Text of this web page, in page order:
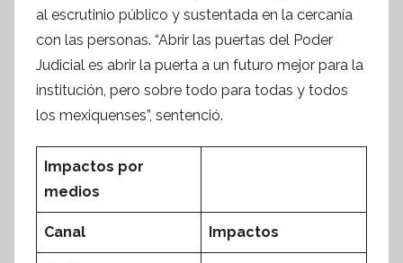
f
o
a
i
al escrutinio público y sustentada en la cercanía
con las personas. “Abrir las puertas del Poder
Judicial es abrir la puerta a un futuro mejor para la
institución, pero sobre todo para todas y todos
los mexiquenses”, sentenció.
Impactos por
medios
Canal Impactos